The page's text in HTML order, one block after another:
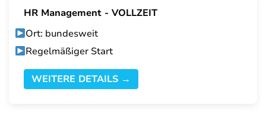
HR Management - VOLLZEIT
Ort: bundesweit
Regelmäßiger Start
WEITERE DETAILS →